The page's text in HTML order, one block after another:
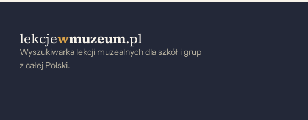
lekcjewmuzeum.pl
Wyszukiwarka lekcji muzealnych dla szkół i grup
z całej Polski.